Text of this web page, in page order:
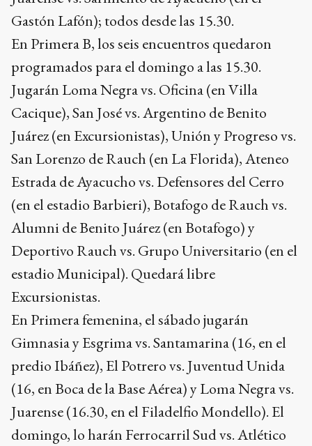
Gastón Lafón); todos desde las 15.30.
En Primera B, los seis encuentros quedaron
programados para el domingo a las 15.30.
Jugarán Loma Negra vs. Oficina (en Villa
Cacique), San José vs. Argentino de Benito
Juárez (en Excursionistas), Unión y Progreso vs.
San Lorenzo de Rauch (en La Florida), Ateneo
Estrada de Ayacucho vs. Defensores del Cerro
(en el estadio Barbieri), Botafogo de Rauch vs.
Alumni de Benito Juárez (en Botafogo) y
Deportivo Rauch vs. Grupo Universitario (en el
estadio Municipal). Quedará libre
Excursionistas.
En Primera femenina, el sábado jugarán
Gimnasia y Esgrima vs. Santamarina (16, en el
predio Ibáñez), El Potrero vs. Juventud Unida
(16, en Boca de la Base Aérea) y Loma Negra vs.
Juarense (16.30, en el Filadelfio Mondello). El
domingo, lo harán Ferrocarril Sud vs. Atlético